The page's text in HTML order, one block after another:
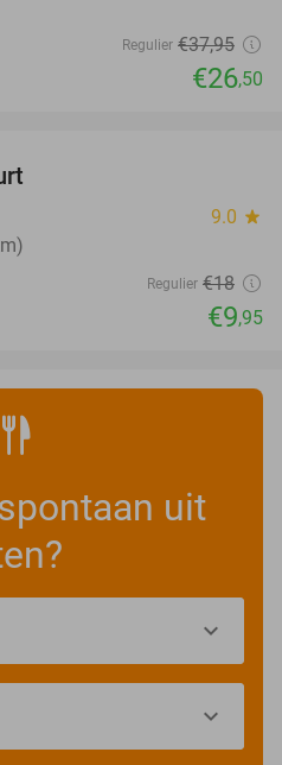
Regulier €37,95
€26,50
9.0 star
Regulier €18
€9,95
uit